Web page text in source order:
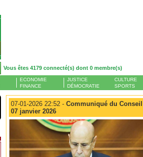
Vous êtes 4179 connecté(s) dont 0 membre(s)
ECONOMIE
FINANCE
JUSTICE
DÉMOCRATIE
CULTURE
SPORTS
07-01-2026 22:52 - Communiqué du
07 janvier 2026